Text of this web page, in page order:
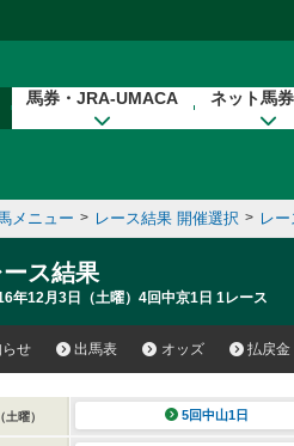
馬券・JRA-UMACA ネット馬
メニュー > レース結果 開催選択 > レ
ース結果
年12月3日（土曜）4回中京1日 1レース
せ 出馬表 オッズ 払戻金
（土曜） 5回中山1日